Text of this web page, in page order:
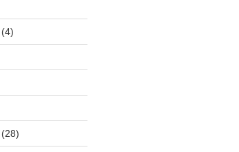
(4)
(28)